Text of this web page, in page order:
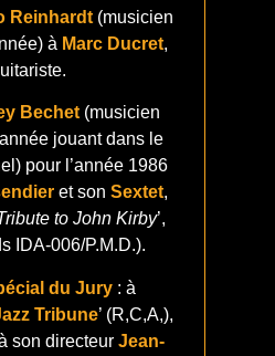
Reinhardt (musicien
à Marc Ducret,
Bechet (musicien
jouant dans le
pour l’année 1986
et son Sextet,
to John Kirby’,
IDA-006/P.M.D.).
du Jury : à
Tribune’ (R,C,A,),
son directeur Jean-